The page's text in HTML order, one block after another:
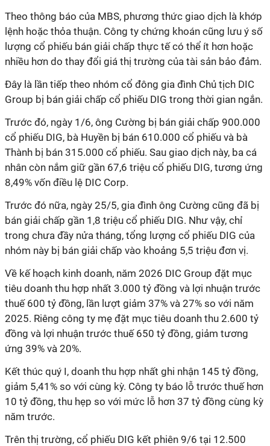
Theo thông báo của MBS, phương thức giao dịch là khớp
lệnh hoặc thỏa thuận. Công ty chứng khoán cũng lưu ý số
lượng cổ phiếu bán giải chấp thực tế có thể ít hơn hoặc
nhiều hơn do thay đổi giá thị trường của tài sản bảo đảm.
Đây là lần tiếp theo nhóm cổ đông gia đình Chủ tịch DIC
Group bị bán giải chấp cổ phiếu DIG trong thời gian ngắn.
Trước đó, ngày 1/6, ông Cường bị bán giải chấp 900.000
cổ phiếu DIG, bà Huyền bị bán 610.000 cổ phiếu và bà
Thành bị bán 315.000 cổ phiếu. Sau giao dịch này, ba cá
nhân còn nắm giữ gần 67,6 triệu cổ phiếu DIG, tương ứng
8,49% vốn điều lệ DIC Corp.
Trước đó nữa, ngày 25/5, gia đình ông Cường cũng đã bị
bán giải chấp gần 1,8 triệu cổ phiếu DIG. Như vậy, chỉ
trong chưa đầy nửa tháng, tổng lượng cổ phiếu DIG của
nhóm này bị bán giải chấp vào khoảng 5,5 triệu đơn vị.
Về kế hoạch kinh doanh, năm 2026 DIC Group đặt mục
tiêu doanh thu hợp nhất 3.000 tỷ đồng và lợi nhuận trước
thuế 600 tỷ đồng, lần lượt giảm 37% và 27% so với năm
2025. Riêng công ty mẹ đặt mục tiêu doanh thu 2.600 tỷ
đồng và lợi nhuận trước thuế 650 tỷ đồng, giảm tương
ứng 39% và 20%.
Kết thúc quý I, doanh thu hợp nhất ghi nhận 145 tỷ đồng,
giảm 5,41% so với cùng kỳ. Công ty báo l ỗ trước thuếhơn
10 tỷ đồng, thu hẹp so với mức lỗ hơn 37 tỷ đồng cùng kỳ
năm trước.
Trên thị trường, cổ phiếu DIG kết phiên 9/6 tại 12.500